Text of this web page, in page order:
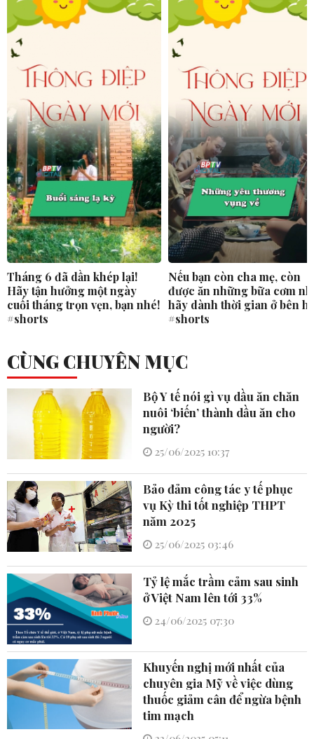
Tháng 6 đã dần khép lại!
Hãy tận hưởng một ngày
cuối tháng trọn vẹn, bạn nhé!
#shorts
Nếu bạn còn cha mẹ, còn
được ăn những bữa cơm
hãy dành thời gian ở bên
#shorts
CÙNG CHUYÊN MỤC
Bộ Y tế nói gì vụ dầu ăn chăn
nuôi ‘biến’ thành dầu ăn cho
người?
25/06/2025 10:37
Bảo đảm công tác y tế phục
vụ Kỳ thi tốt nghiệp THPT
năm 2025
25/06/2025 03:46
Tỷ lệ mắc trầm cảm sau sinh
ở Việt Nam lên tới 33%
24/06/2025 07:30
Khuyến nghị mới nhất của
chuyên gia Mỹ về việc dùng
thuốc giảm cân để ngừa bệnh
tim mạch